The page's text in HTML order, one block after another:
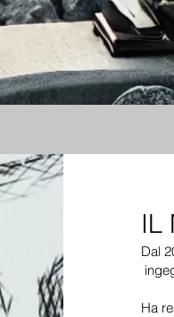
IL
Dal
Ha